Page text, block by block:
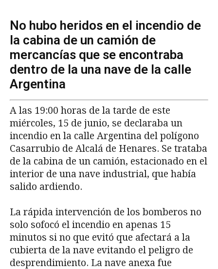
No hubo heridos en el incendio de
la cabina de un camión de
mercancías que se encontraba
dentro de la una nave de la calle
Argentina
A las 19:00 horas de la tarde de este
miércoles, 15 de junio, se declaraba un
incendio en la calle Argentina del polígono
Casarrubio de Alcalá de Henares. Se trataba
de la cabina de un camión, estacionado en el
interior de una nave industrial, que había
salido ardiendo.
La rápida intervención de los bomberos no
solo sofocó el incendio en apenas 15
minutos si no que evitó que afectará a la
cubierta de la nave evitando el peligro de
desprendimiento. La nave anexa fue